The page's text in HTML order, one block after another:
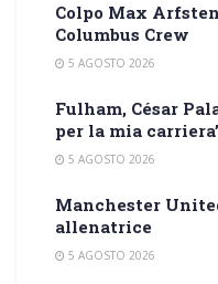
Colpo Max
Columbus Crew
5 AGOSTO 2026
Fulham, César
per la mia
5 AGOSTO 2026
Manchester
allenatrice
5 AGOSTO 2026